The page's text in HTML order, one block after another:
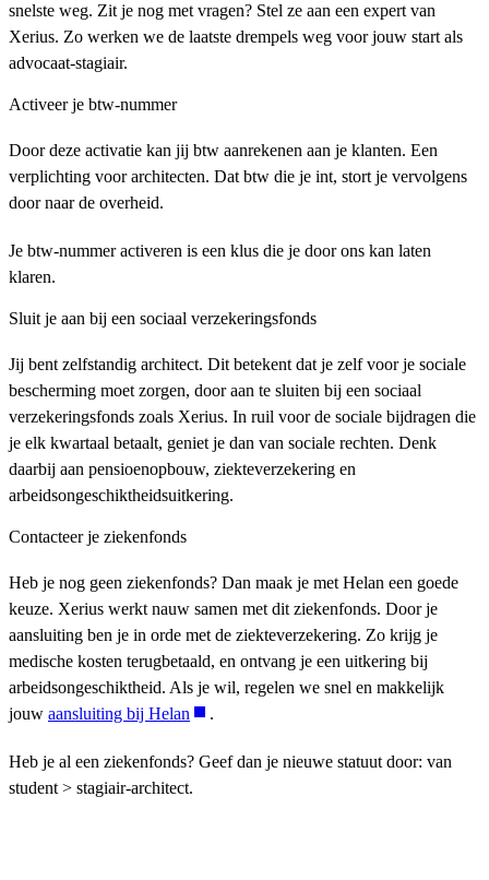
snelste weg. Zit je nog met vragen? Stel ze aan een expert van
Xerius. Zo werken we de laatste drempels weg voor jouw start als
advocaat-stagiair.
Activeer je btw-nummer
Door deze activatie kan jij btw aanrekenen aan je klanten. Een
verplichting voor architecten. Dat btw die je int, stort je vervolgens
door naar de overheid.
Je btw-nummer activeren is een klus die je door ons kan laten
klaren.
Sluit je aan bij een sociaal verzekeringsfonds
Jij bent zelfstandig architect. Dit betekent dat je zelf voor je sociale
bescherming moet zorgen, door aan te sluiten bij een sociaal
verzekeringsfonds zoals Xerius. In ruil voor de sociale bijdragen die
je elk kwartaal betaalt, geniet je dan van sociale rechten. Denk
daarbij aan pensioenopbouw, ziekteverzekering en
arbeidsongeschiktheidsuitkering.
Contacteer je ziekenfonds
Heb je nog geen ziekenfonds? Dan maak je met Helan een goede
keuze. Xerius werkt nauw samen met dit ziekenfonds. Door je
aansluiting ben je in orde met de ziekteverzekering. Zo krijg je
medische kosten terugbetaald, en ontvang je een uitkering bij
arbeidsongeschiktheid. Als je wil, regelen we snel en makkelijk
jouw aansluiting bij Helan .
Heb je al een ziekenfonds? Geef dan je nieuwe statuut door: van
student > stagiair-architect.